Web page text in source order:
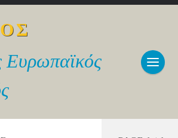
Ευρωπαϊκός